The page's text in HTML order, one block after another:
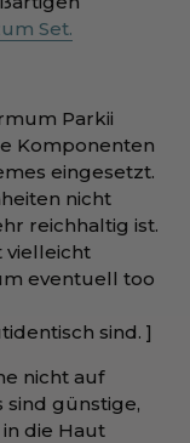
Set.
Parkii
Komponenten
eingesetzt.
nicht
reichhaltig ist.
vielleicht
eventuell too
sind. ]
nicht auf
sind günstige,
die Haut